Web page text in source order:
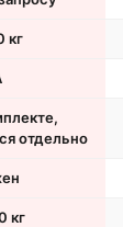
кг
отдельно
кг